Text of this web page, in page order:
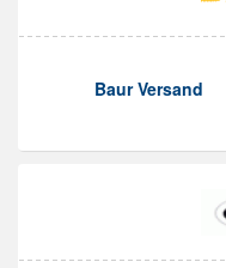
Baur Versand